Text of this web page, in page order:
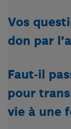
Vos
don par
Faut-il
pour
vie à une